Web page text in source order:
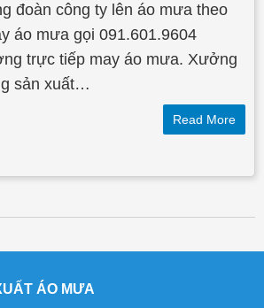
ÁO MƯA
đoàn công ty lên áo mưa theo
áo mưa gọi 091.601.9604
trực tiếp may áo mưa. Xưởng
sản xuất…
Read More